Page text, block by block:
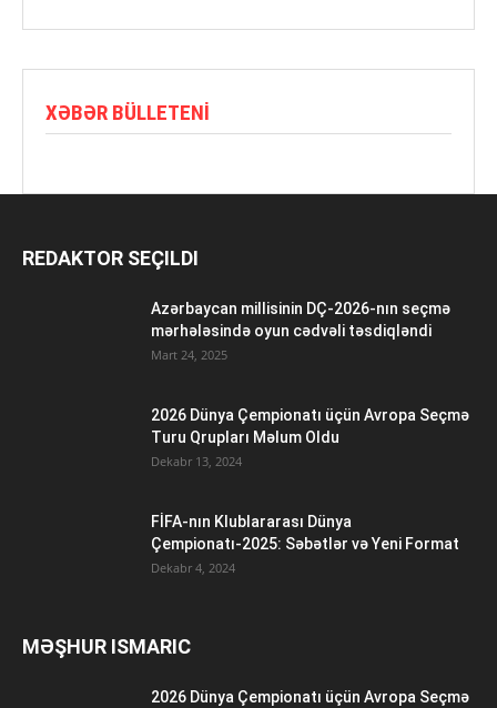
XƏBƏR BÜLLETENI
REDAKTOR SEÇILDI
Azərbaycan millisinin DÇ-2026-nın seçmə
mərhələsində oyun cədvəli təsdiqləndi
Mart 24, 2025
2026 Dünya Çempionatı üçün Avropa Seçmə
Turu Qrupları Məlum Oldu
Dekabr 13, 2024
FİFA-nın Klublararası Dünya
Çempionatı-2025: Səbətlər və Yeni Format
Dekabr 4, 2024
MƏŞHUR ISMARIC
2026 Dünya Çempionatı üçün Avropa Seçmə